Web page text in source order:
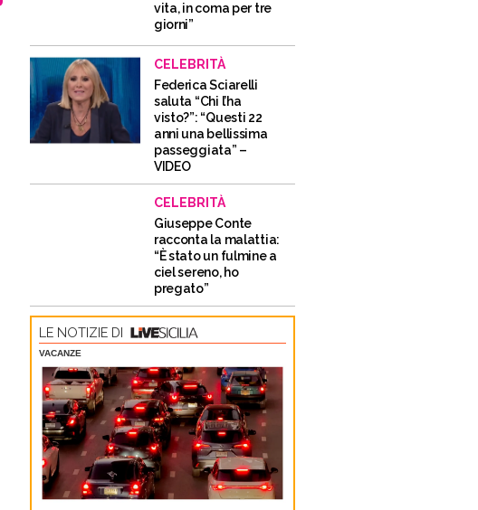
vita, in coma per tre
giorni”
CELEBRITÀ
Federica Sciarelli
saluta “Chi l’ha
visto?”: “Questi 22
anni una bellissima
passeggiata” –
VIDEO
CELEBRITÀ
Giuseppe Conte
racconta la malattia:
“È stato un fulmine a
ciel sereno, ho
pregato”
LE NOTIZIE DI
VACANZE